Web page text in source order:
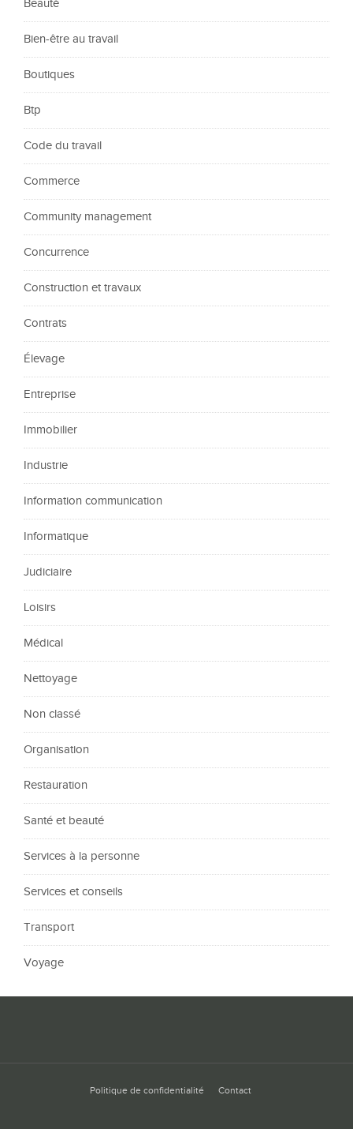
Beauté
Bien-être au travail
Boutiques
Btp
Code du travail
Commerce
Community management
Concurrence
Construction et travaux
Contrats
Élevage
Entreprise
Immobilier
Industrie
Information communication
Informatique
Judiciaire
Loisirs
Médical
Nettoyage
Non classé
Organisation
Restauration
Santé et beauté
Services à la personne
Services et conseils
Transport
Voyage
Politique de confidentialité Contact